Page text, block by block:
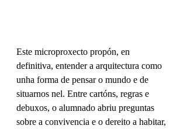
Este microproxecto propón, en
definitiva, entender a arquitectura como
unha forma de pensar o mundo e de
situarnos nel. Entre cartóns, regras e
debuxos, o alumnado abriu preguntas
sobre a convivencia e o dereito a habitar,